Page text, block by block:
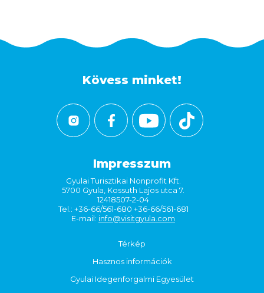
Kövess minket!
Impresszum
Gyulai Turisztikai Nonprofit Kft.
5700 Gyula, Kossuth Lajos utca 7.
12418507-2-04
Tel.: +36-66/561-680 +36-66/561-681
E-mail: info@visitgyula.com
Térkép
Hasznos információk
Gyulai Idegenforgalmi Egyesület